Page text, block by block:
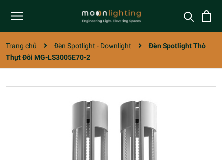
Trang chủ Đèn Spotlight - Downlight
Đèn Spotlight Thò
Thụt Đôi MG-LS3005E70-2